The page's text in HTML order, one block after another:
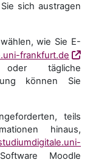
sich austragen
wie Sie E-
frankfurt.de
oder tägliche
können Sie
teils
hinaus,
Moodle